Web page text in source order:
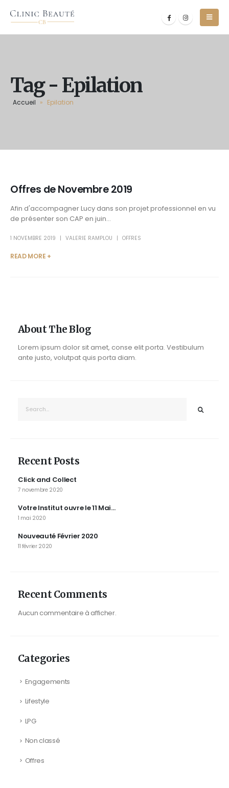
Tag - Epilation
Accueil » Epilation
Offres de Novembre 2019
Afin d'accompagner Lucy dans son projet professionnel en vu
de présenter son CAP en juin...
1 NOVEMBRE 2019 VALERIE RAMPLOU OFFRES
READ MORE +
About The Blog
Lorem ipsum dolor sit amet, conse elit porta. Vestibulum
ante justo, volutpat quis porta diam.
Recent Posts
Click and Collect
7 novembre 2020
Votre Institut ouvre le 11 Mai…
1 mai 2020
Nouveauté Février 2020
11 février 2020
Recent Comments
Aucun commentaire à afficher.
Categories
Engagements
Lifestyle
LPG
Non classé
Offres